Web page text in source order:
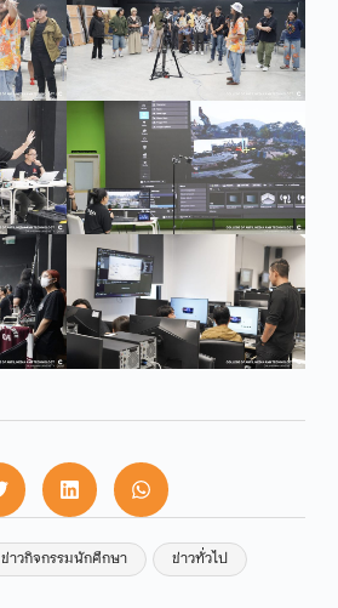
ข่าวกิจกรรมนักศึกษา
ข่าวทั่วไป